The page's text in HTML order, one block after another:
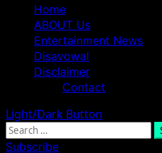
Primary
Menu
Home
ABOUT Us
Entertainment News
Disavowal
Disclaimer
Contact
Light/Dark Button
Search
for:
Subscribe